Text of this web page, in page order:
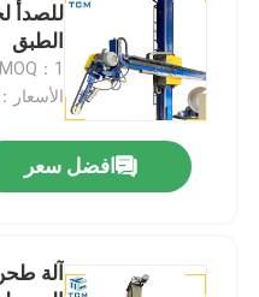
أخبار
آلة تلميع الخزان
الطبق
MOQ：1 مجموعة
الأسعار：8000-30000USD/set
افضل سعر